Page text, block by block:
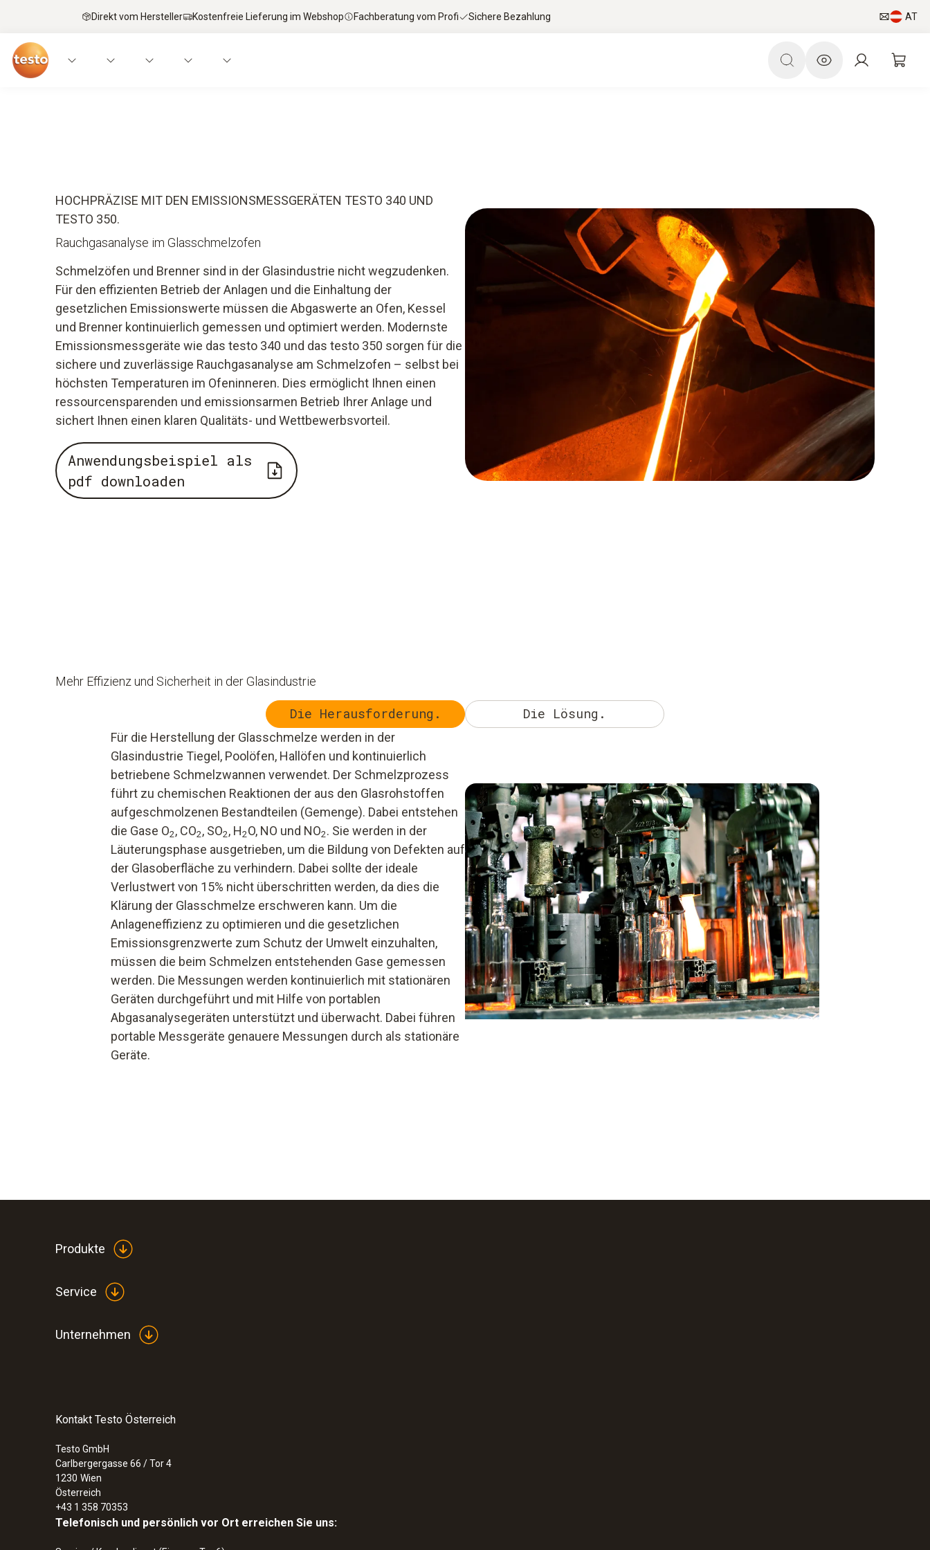
Direkt vom Hersteller Kostenfreie Lieferung im Webshop Fachberatung vom Profi Sichere Bezahlung AT
Anwendungen Newsletter abonnieren Smart App
HOCHPRÄZISE MIT DEN EMISSIONSMESSGERÄTEN TESTO 340 UND
TESTO 350.
Rauchgasanalyse im Glasschmelzofen
Schmelzöfen und Brenner sind in der Glasindustrie nicht wegzudenken.
Für den effizienten Betrieb der Anlagen und die Einhaltung der
gesetzlichen Emissionswerte müssen die Abgaswerte an Ofen, Kessel
und Brenner kontinuierlich gemessen und optimiert werden. Modernste
Emissionsmessgeräte wie das testo 340 und das testo 350 sorgen für die
sichere und zuverlässige Rauchgasanalyse am Schmelzofen – selbst bei
höchsten Temperaturen im Ofeninneren. Dies ermöglicht Ihnen einen
ressourcensparenden und emissionsarmen Betrieb Ihrer Anlage und
sichert Ihnen einen klaren Qualitäts- und Wettbewerbsvorteil.
Anwendungsbeispiel als
pdf downloaden
Mehr Effizienz und Sicherheit in der Glasindustrie
Die Herausforderung. Die Lösung.
Für die Herstellung der Glasschmelze werden in der
Glasindustrie Tiegel, Poolöfen, Hallöfen und kontinuierlich
betriebene Schmelzwannen verwendet. Der Schmelzprozess
führt zu chemischen Reaktionen der aus den Glasrohstoffen
aufgeschmolzenen Bestandteilen (Gemenge). Dabei entstehen
die Gase O2, CO2, SO2, H2O, NO und NO2. Sie werden in der
Läuterungsphase ausgetrieben, um die Bildung von Defekten auf
der Glasoberfläche zu verhindern. Dabei sollte der ideale
Verlustwert von 15% nicht überschritten werden, da dies die
Klärung der Glasschmelze erschweren kann. Um die
Anlageneffizienz zu optimieren und die gesetzlichen
Emissionsgrenzwerte zum Schutz der Umwelt einzuhalten,
müssen die beim Schmelzen entstehenden Gase gemessen
werden. Die Messungen werden kontinuierlich mit stationären
Geräten durchgeführt und mit Hilfe von portablen
Abgasanalysegeräten unterstützt und überwacht. Dabei führen
portable Messgeräte genauere Messungen durch als stationäre
Geräte.
Produkte
Service
Unternehmen
Kontakt Testo Österreich
Testo GmbH
Carlbergergasse 66 / Tor 4
1230 Wien
Österreich
+43 1 358 70353
Telefonisch und persönlich vor Ort erreichen Sie uns: